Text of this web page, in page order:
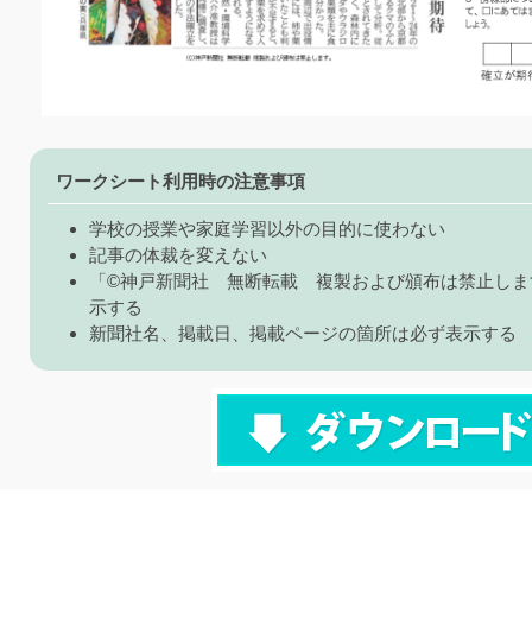
ワークシート利用時の注意事項
学校の授業や家庭学習以外の目的に使わない
記事の体裁を変えない
「©神戸新聞社 無断転載 複製および頒布は禁止しま
示する
新聞社名、掲載日、掲載ページの箇所は必ず表示する